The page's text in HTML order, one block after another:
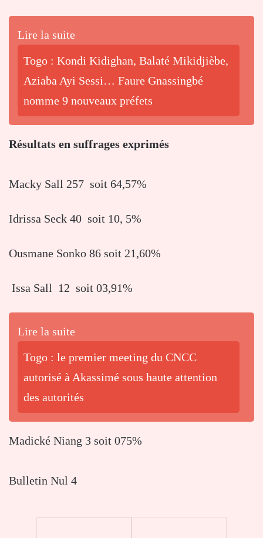
Lire la suite
Togo : Kondi Kidighan, Balaté Mikidjièbe,
Aziaba Ayi Sessi… Faure Gnassingbé
nomme 9 nouveaux préfets
Résultats en suffrages exprimés
Macky Sall 257 soit 64,57%
Idrissa Seck 40 soit 10, 5%
Ousmane Sonko 86 soit 21,60%
Issa Sall 12 soit 03,91%
Lire la suite
Togo : le premier meeting du CNCC
autorisé à Akassimé sous haute attention
des autorités
Madické Niang 3 soit 075%
Bulletin Nul 4